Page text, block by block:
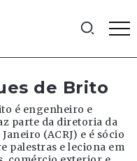
de Brito
é engenheiro e
parte da diretoria da
(ACRJ) e é sócio
palestras e leciona em